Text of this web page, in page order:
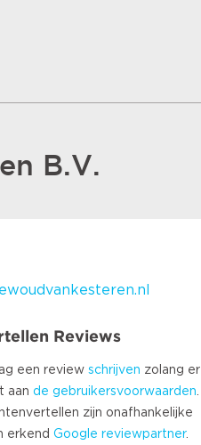
B.V.
Reviews
een review schrijven zolang er
aan de gebruikersvoorwaarden.
zijn onafhankelijke
erkend Google reviewpartner.